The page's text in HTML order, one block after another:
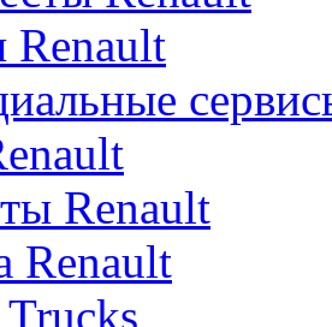
Renault
Renault